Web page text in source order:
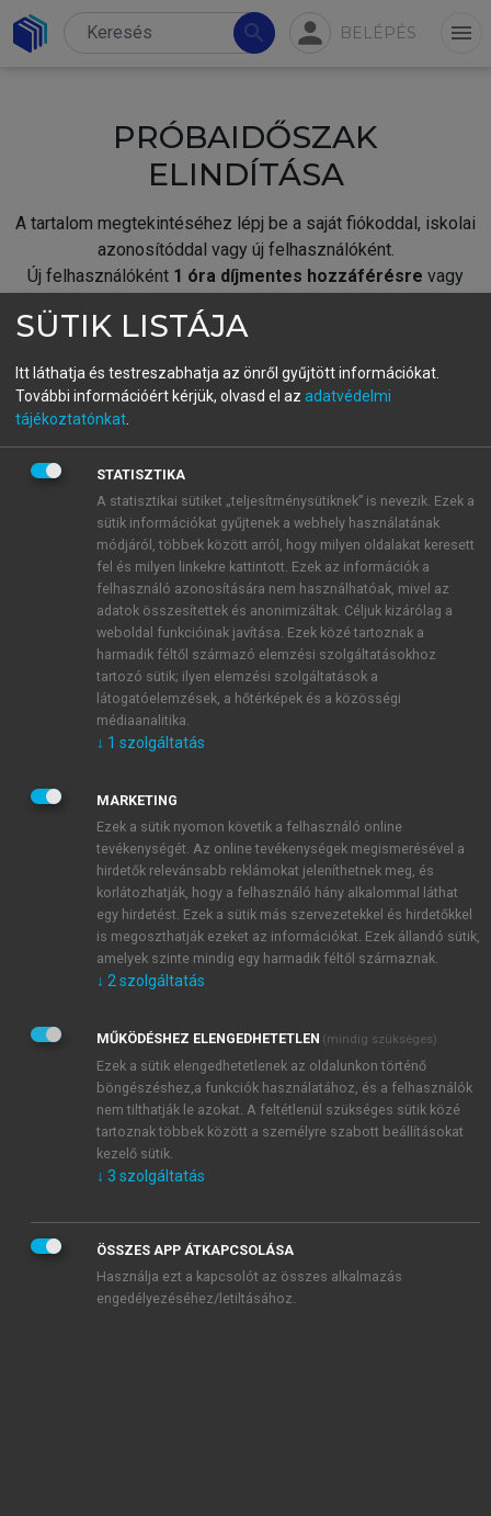
search person BELÉPÉS menu
PRÓBAIDŐSZAK
ELINDÍTÁSA
A tartalom megtekintéséhez lépj be a saját fiókoddal, iskolai
azonosítóddal vagy új felhasználóként.
Új felhasználóként 1 óra díjmentes hozzáférésre vagy
fiókoddal,vagy hozz létre új fiókot.
A regisztráció után apróbaidőszakautomatikusan
BELÉPÉS SAJÁT FIÓKKAL
ÚJ FIÓK LÉTREHOZÁSA
1 óra díjmentes hozzáférés
E-MAIL-CÍM
JELSZÓ
JELSZÓ ÚJRA
Kérek értesítést a MeRSZ újdonságairól, akcióiról.
Kérek értesítést az Akadémiai Kiadó Zrt. újdonságairól,
Adatkezelési tájékoztatóbanfoglaltakat tudomásul
veszem és elfogadom.
Általános vásárlási feltételeket, valamint a szotar.netés a
mersz.huoldalak licencszerződéseiben foglaltakat
tudomásul veszem és elfogadom.
KIPRÓBÁLOM
SÜTIK LISTÁJA
Itt láthatja és testreszabhatja az önről gyűjtött információkat.
További információért kérjük, olvasd el az adatvédelmi
tájékoztatónkat
STATISZTIKA
A statisztikai sütiket „teljesítménysütiknek” is nevezik. Ezek a
sütik információkat gyűjtenek a webhely használatának
módjáról, többek között arról, hogy milyen oldalakat keresett
fel és milyen linkekre kattintott. Ezek az információk a
felhasználó azonosítására nem használhatóak, mivel az
adatok összesítettek és anonimizáltak. Céljuk kizárólag a
weboldal funkcióinak javítása. Ezek közé tartoznak a
harmadik féltől származó elemzési szolgáltatásokhoz
tartozó sütik; ilyen elemzési szolgáltatások a
látogatóelemzések, a hőtérképek és a közösségi
médiaanalitika.
↓ 1 szolgáltatás
MARKETING
Ezek a sütik nyomon követik a felhasználó online
tevékenységét. Az online tevékenységek megismerésével a
hirdetők relevánsabb reklámokat jeleníthetnek meg, és
korlátozhatják, hogy a felhasználó hány alkalommal láthat
egy hirdetést. Ezek a sütik más szervezetekkel és hirdetőkkel
is megoszthatják ezeket az információkat. Ezek állandó sütik,
amelyek szinte mindig egy harmadik féltől származnak.
↓ 2 szolgáltatás
MŰKÖDÉSHEZ ELENGEDHETETLEN (mindig szükséges)
Ezek a sütik elengedhetetlenek az oldalunkon történő
böngészéshez,a funkciók használatához, és a felhasználók
nem tilthatják le azokat. A feltétlenül szükséges sütik közé
tartoznak többek között a személyre szabott beállításokat
kezelő sütik.
↓ 3 szolgáltatás
ÖSSZES APP ÁTKAPCSOLÁSA
Használja ezt a kapcsolót az összes alkalmazás
engedélyezéséhez/letiltásához.